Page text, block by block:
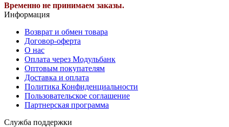
Временно не принимаем заказы.
Информация
Возврат и обмен товара
Договор-оферта
О нас
Оплата через Модульбанк
Оптовым покупателям
Доставка и оплата
Политика Конфиденциальности
Пользовательское соглашение
Партнерская программа
Служба поддержки